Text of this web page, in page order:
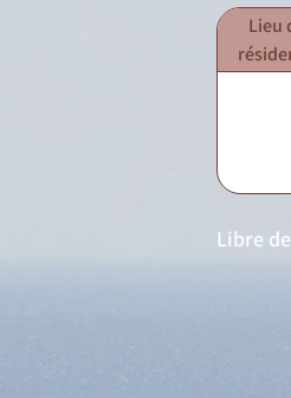
Lieu
Libre